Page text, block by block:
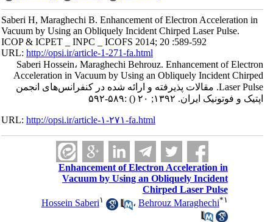
Saberi H, Maraghechi B. Enhancement of Electron Acceleration in
Vacuum by Using an Obliquely Incident Chirped Laser Pulse.
ICOP & ICPET _ INPC _ ICOFS 2014; 20 :589-592
URL:http://opsi.ir/article-1-271-fa.html
Saberi Hossein، Maraghechi Behrouz. Enhancement of Electron
Acceleration in Vacuum by Using an Obliquely Incident Chirped
Laser Pulse. مقالات پذیرفته و ارائه شده در کنفرانس‌های انجمن
اپتیک و فوتونیک ایران. ۱۳۹۲; ۲۰
() :۵۸۹-۵۹۲
URL:http://opsi.ir/article-۱-۲۷۱-fa.html
Enhancement of Electron Acceleration in
Vacuum by Using an Obliquely Incident
Chirped Laser Pulse
Hossein Saberi۱ ،Behrouz Maraghechi*